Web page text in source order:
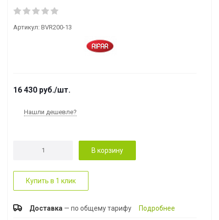
Артикул: BVR200-13
16 430 руб./шт.
Нашли дешевле?
В корзину
Купить в 1 клик
Доставка — по общему тарифу Подробнее